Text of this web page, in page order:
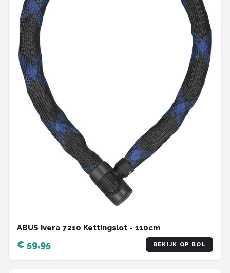
ABUS Ivera 7210 Kettingslot - 110cm
€ 59,95 BEKIJK OP BOL